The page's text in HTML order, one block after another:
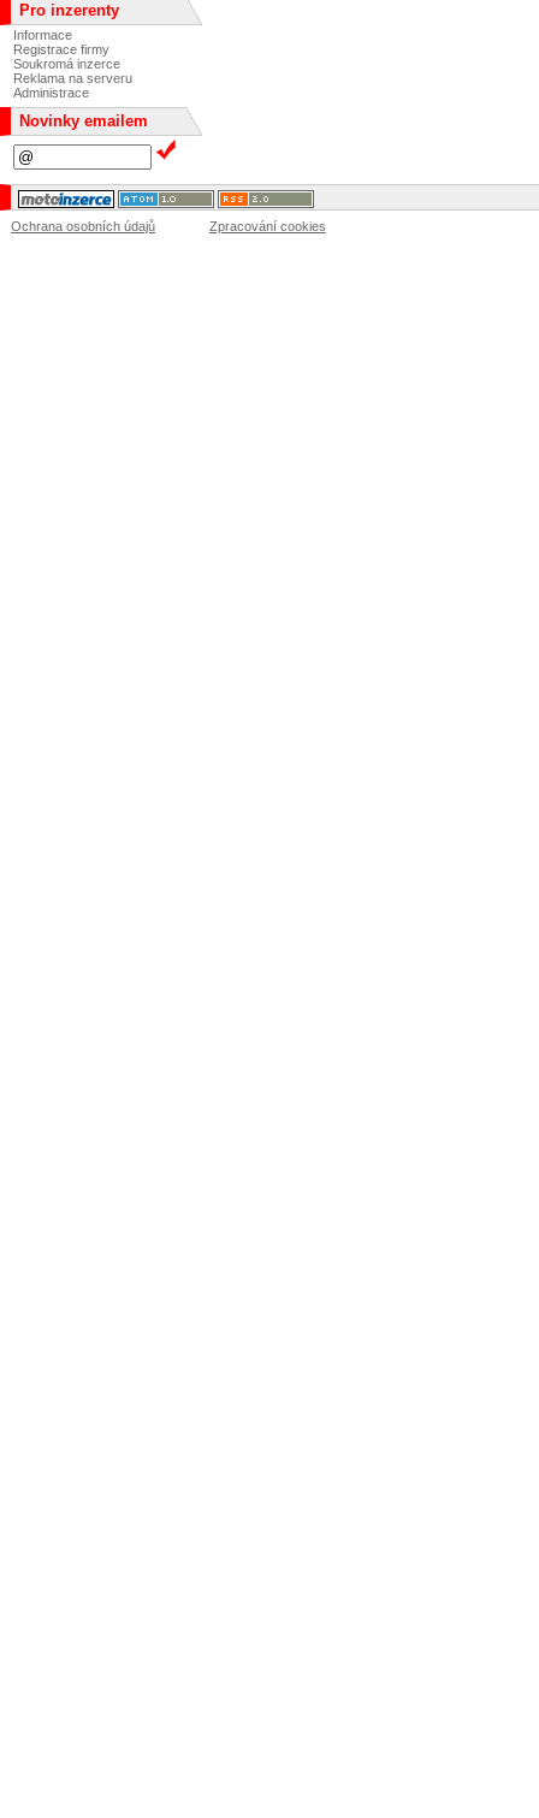
Pro inzerenty
Informace
Registrace firmy
Soukromá inzerce
Reklama na serveru
Administrace
Novinky emailem
Ochrana osobních údajů Zpracování cookies